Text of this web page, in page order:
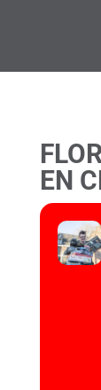
EN